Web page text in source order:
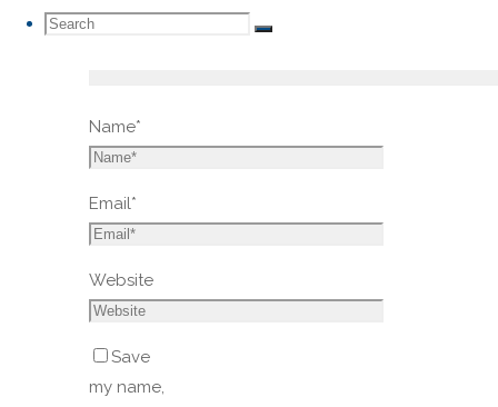
Search
Search
Search
Name*
Email*
Website
Save
my name,